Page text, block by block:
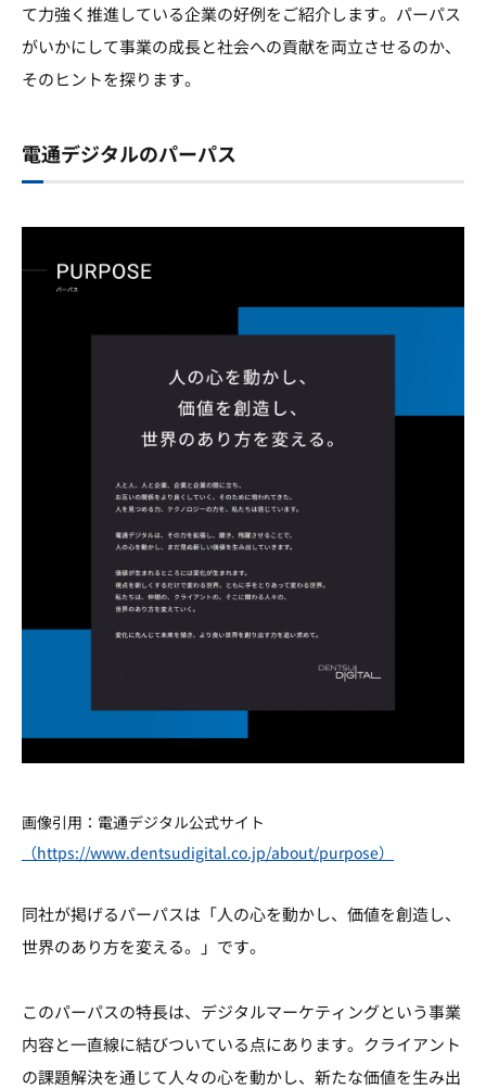
て力強く推進している企業の好例をご紹介します。パーパス
がいかにして事業の成長と社会への貢献を両立させるのか、
そのヒントを探ります。
電通デジタルのパーパス
画像引用：電通デジタル公式サイト
（https://www.dentsudigital.co.jp/about/purpose）
同社が掲げるパーパスは「人の心を動かし、価値を創造し、
世界のあり方を変える。」です。
このパーパスの特長は、デジタルマーケティングという事業
内容と一直線に結びついている点にあります。クライアント
の課題解決を通じて人々の心を動かし、新たな価値を生み出